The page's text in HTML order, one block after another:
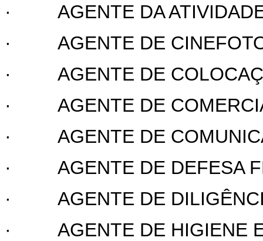
·
AGENTE DA
·
AGENTE DE
·
AGENTE DE
·
AGENTE DE
·
AGENTE DE
·
AGENTE DE DEFESA
·
AGENTE DE
·
AGENTE DE HIGIENE